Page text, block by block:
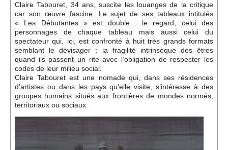
Claire Tabouret, 34 ans, suscite les louanges de la critique
car son œuvre fascine. Le sujet de ses tableaux intitulés
« Les Débutantes » est double : le regard, celui des
personnages de chaque tableau mais aussi celui du
spectateur qui, ici, est confronté à huit très grands formats
semblant le dévisager ; la fragilité intrinsèque des êtres
quand ils passent un rite avec l’obligation de respecter les
codes de leur milieu social.
Claire Tabouret est une nomade qui, dans ses résidences
d’artistes ou dans les pays qu’elle visite, s’intéresse à des
groupes humains situés aux frontières de mondes normés,
territoriaux ou sociaux.